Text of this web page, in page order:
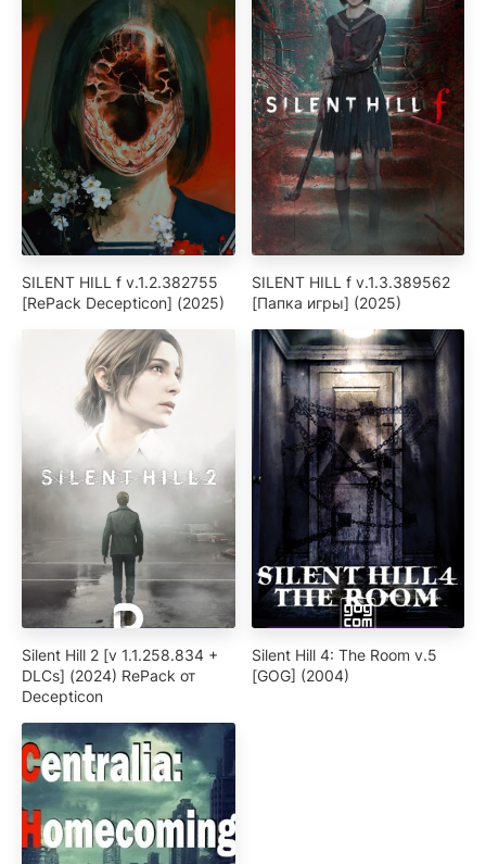
SILENT HILL f v.1.2.382755
[RePack Decepticon] (2025)
SILENT HILL f v.1.3.389562
[Папка игры] (2025)
Silent Hill 2 [v 1.1.258.834 +
DLCs] (2024) RePack от
Decepticon
Silent Hill 4: The Room v.5
[GOG] (2004)